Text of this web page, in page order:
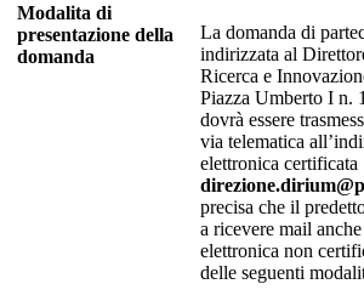
Modalita di
presentazione della
domanda
La domanda di
indirizzata al
Ricerca e
Piazza Umberto I n.
dovrà essere
via telematica
elettronica certificata
precisa che il
a ricevere mail
elettronica non
delle seguenti